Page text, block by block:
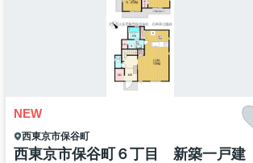
NEW
西東京市保谷町
西東京市保谷町６丁目 新築一戸建